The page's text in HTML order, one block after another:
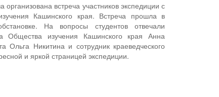
организована встреча участников экспедиции с
Кашинского края. Встреча прошла в
На вопросы студентов отвечали
Общества изучения Кашинского края Анна
Ольга Никитина и сотрудник краеведческого
и яркой страницей экспедиции.